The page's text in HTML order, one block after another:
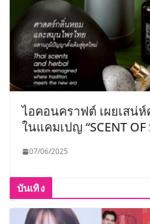
ไอคอนคราฟต์ เผยเสน่
ในแคมเปญ “SCENT OF
07/06/2025
บันเทิง